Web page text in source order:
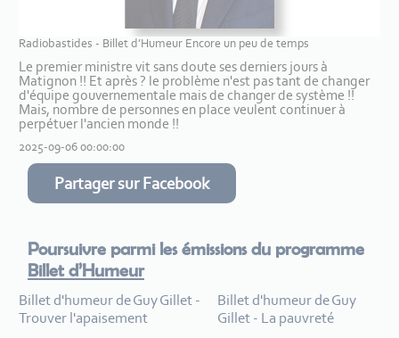
Radiobastides - Billet d’Humeur Encore un peu de temps
Le premier ministre vit sans doute ses derniers jours à
Matignon !! Et après ? le problème n'est pas tant de changer
d'équipe gouvernementale mais de changer de système !!
Mais, nombre de personnes en place veulent continuer à
perpétuer l'ancien monde !!
2025-09-06 00:00:00
Partager sur Facebook
Poursuivre parmi les émissions du programme
Billet d’Humeur
Billet d'humeur de Guy Gillet -
Trouver l'apaisement
Billet d'humeur de Guy
Gillet - La pauvreté